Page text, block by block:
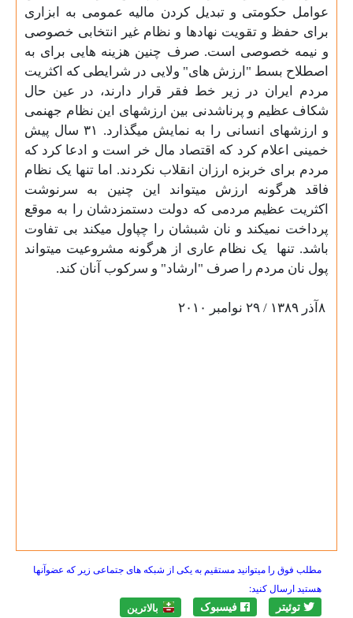
عوامل حکومتی و تبدیل کردن مالیه عمومی به ابزاری
برای حفظ و تقویت نهادها و نظام غیر انتخابی خصوصی
و نیمه خصوصی است. صرف چنین هزینه هایی برای به
اصطلاح بسط "ارزش های" ولایی در شرایطی که اکثریت
مردم ایران در زیر خط فقر قرار دارند، در عین حال
شکاف عظیم و پرناشدنی بین ارزشهای این نظام جهنمی
و ارزشهای انسانی را به نمایش میگذارد. ۳۱ سال پیش
خمینی اعلام کرد که اقتصاد مال خر است و ادعا کرد که
مردم برای خربزه ارزان انقلاب نکردند. اما تنها یک نظام
فاقد هرگونه ارزش میتواند این چنین به سرنوشت
اکثریت عظیم مردمی که دولت دستمزدشان را به موقع
پرداخت نمیکند و نان شبشان را چپاول میکند بی تفاوت
باشد. تنها
یک نظام عاری از هرگونه مشروعیت میتواند
پول نان مردم را صرف "ارشاد" و سرکوب آنان کند.
۸ آذر ۱۳۸۹ / ۲۹ نوامبر ۲۰۱۰
مطلب فوق را میتوانید مستقیم به یکی از شبکه های جتماعی زیر که عضوآنها
هستید ارسال کنید:
توئیتر فیسبوک بالاترين